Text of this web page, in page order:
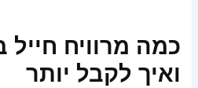
כמה מרוויח חייל
ואיך לקבל יותר